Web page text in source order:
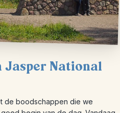
Jasper National
de boodschappen die we